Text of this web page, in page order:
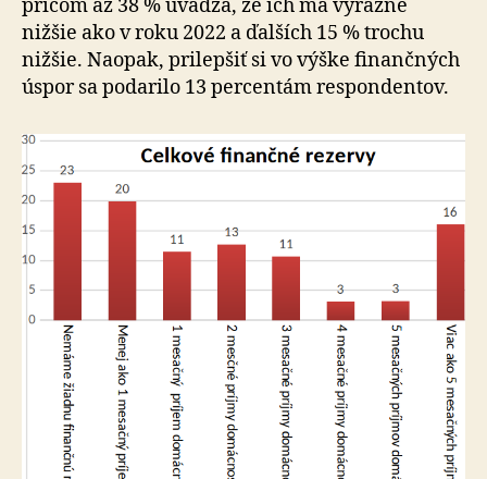
pri­čom až 38 % uvádza, že ich má výrazne
nižšie ako v roku 2022 a ďalších 15 % trochu
nižšie. Naopak, pri­lep­šiť si vo výške fi­nan­čných
úspor sa po­da­rilo 13 per­cen­tám respon­dentov.